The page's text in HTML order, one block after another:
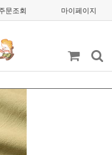
문조회 마이페이지